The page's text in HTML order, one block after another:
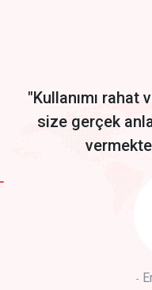
Start by trying our service for
"Kullanımı
size gerçek